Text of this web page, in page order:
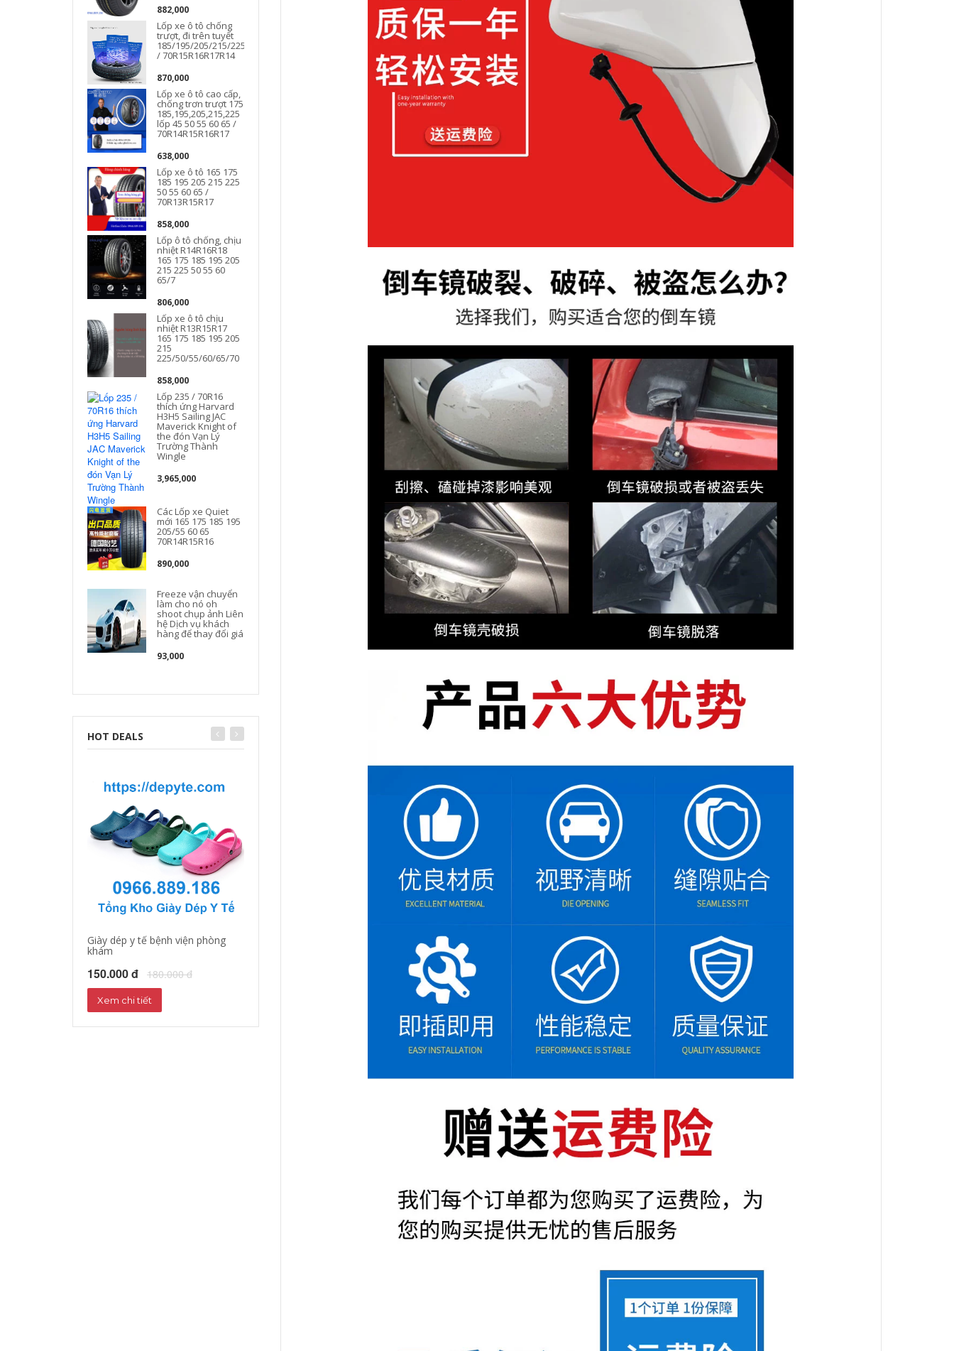
882,000
Lốp xe ô tô chống
trượt, đi trên tuyết
185/195/205/215/225/50/55/60/65
/ 70R15R16R17R14
870,000
Lốp xe ô tô cao cấp,
chống trơn trượt 175
185,195,205,215,225
lốp 45 50 55 60 65 /
70R14R15R16R17
638,000
Lốp xe ô tô 165 175
185 195 205 215 225
50 55 60 65 /
70R13R15R17
858,000
Lốp ô tô chống, chịu
nhiệt R14R16R18
165 175 185 195 205
215 225 50 55 60
65/7
806,000
Lốp xe ô tô chịu
nhiệt R13R15R17
165 175 185 195 205
215
225/50/55/60/65/70
858,000
Lốp 235 / 70R16
thích ứng Harvard
H3H5 Sailing JAC
Maverick Knight of
the đón Vạn Lý
Trường Thành
Wingle
3,965,000
Các Lốp xe Quiet
mới 165 175 185 195
205/55 60 65
70R14R15R16
890,000
Freeze vận chuyển
làm cho nó oh
shoot chụp ảnh Liên
hệ Dịch vụ khách
hàng để thay đổi giá
93,000
thích ứng Carnival
Kia K2 Rena refit
mới Fit Mazda 2 câm
Authentic inch lốp
2,452,552,653,035,404,550
215 / 60R16 Lốp
Rydges Tòa án Thái
Odyssey Forester
R21 inch 22 inch 255
265 275 lốp chính
2.852.953.053.540.455.055
V60 225/215
R18R19R16
1,628,000
Lốp 225 / 65R17
thích ứng BYD S6
Honda CRV Hover
H6 X-Trail Mazda
275 / 45R20 Lốp
thích ứng Cayenne
BMW X5X6 Audi Q7
road xe sửa đổi 205
1,086,000
R17 inch 205 215 225
235 lốp chính hãng
40455055606570
R18 inch 215 225 235
245 354 045 lốp đích
thực
1,556,000
Lốp R14R16R18 165
175 185 195 205 215
225 50 55 60 65/70
782,000
255 / 50R19 Lốp
thích ứng Landwind
X7 Harvard H8 BMW
X5X6 Highlander
2,212,000
Lốp 235 / 70R16
thích ứng Harvard
H3H5 Sailing JAC
Maverick Knight of
the đón Vạn Lý
Trường Thành
Wingle
HOT DEALS
Giày dép y tế bệnh viện phòng
khám
150.000 đ 180.000 đ
Xem chi tiết